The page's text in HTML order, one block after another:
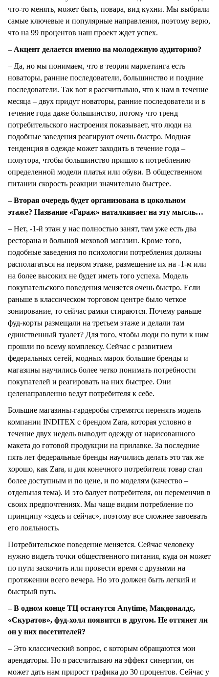
что-то менять, может быть, повара, вид кухни. Мы выбрали
самые ключевые и популярные направления, поэтому верю,
что на 99 процентов наш проект ждет успех.
– Акцент делается именно на молодежную аудиторию?
– Да, но мы понимаем, что в теории маркетинга есть
новаторы, ранние последователи, большинство и поздние
последователи. Так вот я рассчитываю, что к нам в течение
месяца – двух придут новаторы, ранние последователи и в
течение года даже большинство, потому что тренд
потребительского настроения показывает, что люди на
подобные заведения реагируют очень быстро. Модная
тенденция в одежде может заходить в течение года –
полутора, чтобы большинство пришло к потреблению
определенной модели платья или обуви. В общественном
питании скорость реакции значительно быстрее.
– Вторая очередь будет организована в цокольном
этаже? Название «Гараж» наталкивает на эту мысль…
– Нет, -1-й этаж у нас полностью занят, там уже есть два
ресторана и большой меховой магазин. Кроме того,
подобные заведения по психологии потребления должны
располагаться на первом этаже, размещение их на -1-м или
на более высоких не будет иметь того успеха. Модель
покупательского поведения меняется очень быстро. Если
раньше в классическом торговом центре было четкое
зонирование, то сейчас рамки стираются. Почему раньше
фуд-корты размещали на третьем этаже и делали там
единственный туалет? Для того, чтобы люди по пути к ним
прошли по всему комплексу. Сейчас с развитием
федеральных сетей, модных марок большие бренды и
магазины научились более четко понимать потребности
покупателей и реагировать на них быстрее. Они
целенаправленно ведут потребителя к себе.
Большие магазины-гардеробы стремятся перенять модель
компании INDITEX с брендом Zara, которая условно в
течение двух недель выводит одежду от нарисованного
макета до готовой продукции на прилавке. За последние
пять лет федеральные бренды научились делать это так же
хорошо, как Zara, и для конечного потребителя товар стал
более доступным и по цене, и по моделям (качество –
отдельная тема). И это балует потребителя, он переменчив в
своих предпочтениях. Мы чаще видим потребление по
принципу «здесь и сейчас», поэтому все сложнее завоевать
его лояльность.
Потребительское поведение меняется. Сейчас человеку
нужно видеть точки общественного питания, куда он может
по пути заскочить или провести время с друзьями на
протяжении всего вечера. Но это должен быть легкий и
быстрый путь.
– В одном конце ТЦ останутся Anytime, Макдоналдс,
«Скуратов», фуд-холл появится в другом. Не оттянет ли
он у них посетителей?
– Это классический вопрос, с которым обращаются мои
арендаторы. Но я рассчитываю на эффект синергии, он
может дать нам прирост трафика до 30 процентов. Сейчас у